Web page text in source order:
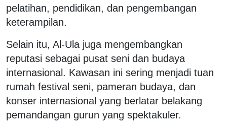
pelatihan, pendidikan, dan pengembangan
keterampilan.
Selain itu, Al-Ula juga mengembangkan
reputasi sebagai pusat seni dan budaya
internasional. Kawasan ini sering menjadi tuan
rumah festival seni, pameran budaya, dan
konser internasional yang berlatar belakang
pemandangan gurun yang spektakuler.